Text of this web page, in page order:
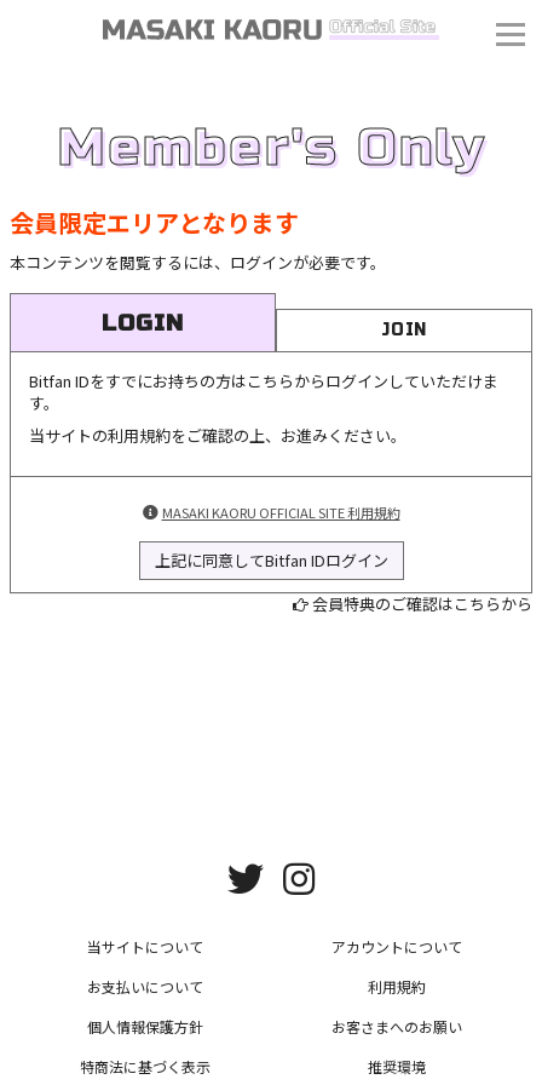
Member's Only
会員限定エリアとなります
本コンテンツを閲覧するには、ログインが必要です。
LOGIN JOIN
Bitfan IDをすでにお持ちの方はこちらからログインしていただけま
す。
当サイトの利用規約をご確認の上、お進みください。
MASAKI KAORU OFFICIAL SITE 利用規約
上記に同意してBitfan IDログイン
会員特典のご確認はこちらから
当サイトについて
アカウントについて
お支払いについて
利用規約
個人情報保護方針
お客さまへのお願い
特商法に基づく表示
推奨環境